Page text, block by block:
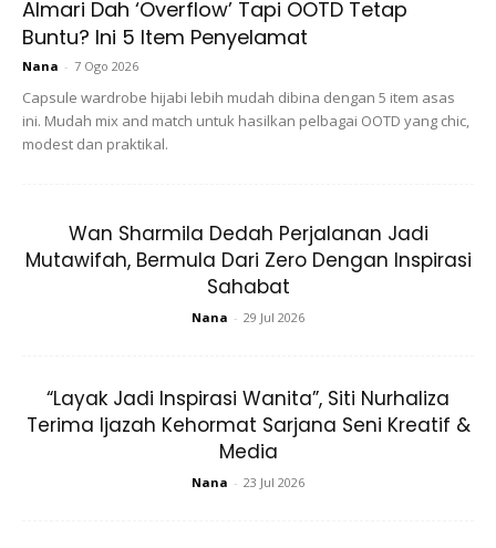
Ads
turut memberi sokongan padu pada Najwa Latif yang
memang kita tahu bukan sahaja bijak dalam akademik,
tetapi juga cukup berbakatdalam bidang muzik.
setiap lagu nyanyian memberi inspirasi kepada generasi
Almari Dah ‘Overflow’ Tapi OOTD Tetap
Buntu? Ini 5 Item Penyelamat
Nana - 7 Ogo 2026
Capsule wardrobe hijabi lebih mudah dibina dengan 5 item asas
ini. Mudah mix and match untuk hasilkan pelbagai OOTD yang chic,
modest dan praktikal.
Wan Sharmila Dedah Perjalanan Jadi
Mutawifah, Bermula Dari Zero Dengan Inspirasi
Sahabat
Nana - 29 Jul 2026
“Layak Jadi Inspirasi Wanita”, Siti Nurhaliza
Terima Ijazah Kehormat Sarjana Seni Kreatif &
Media
Nana - 23 Jul 2026